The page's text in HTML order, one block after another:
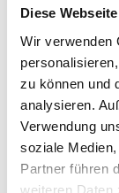
Diese
Wir verwenden
zu können und
analysieren.
Verwendung
soziale
Partner führen
weiteren Daten
Das re-
Sonntag
Panta-20